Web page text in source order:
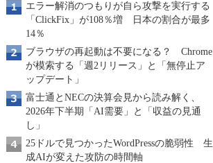
エラー解消のつもりが自ら攻撃を実行する
「ClickFix」が108％増 日本の割合が最多
14％
ブラウザの再起動は不要になる？ Chrome
が模索する「週2リリース」と「無停止ア
ップデート」
富士通とNECの決算会見から読み解く、
2026年下半期「AI需要」と「収益の見通
し」
25ドルで見つかったWordPressの脆弱性 生
成AIが変えた攻防の時間軸